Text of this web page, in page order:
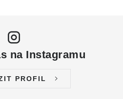
na Instagramu
PROFIL